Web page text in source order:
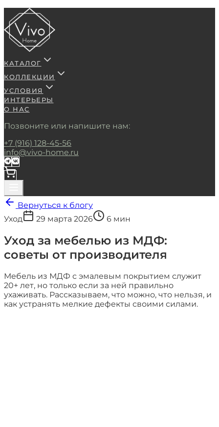
КАТАЛОГ
КОЛЛЕКЦИИ
УСЛОВИЯ
ИНТЕРЬЕРЫ
О НАС
Позвоните или напишите нам:
+7 (916) 128-45-56
info@vivo-home.ru
Вернуться к блогу
Уход
29 марта 2026 6 мин
Уход за мебелью из МДФ:
советы от производителя
Мебель из МДФ с эмалевым покрытием служит
20+ лет, но только если за ней правильно
ухаживать. Рассказываем, что можно, что нельзя, и
как устранять мелкие дефекты своими силами.